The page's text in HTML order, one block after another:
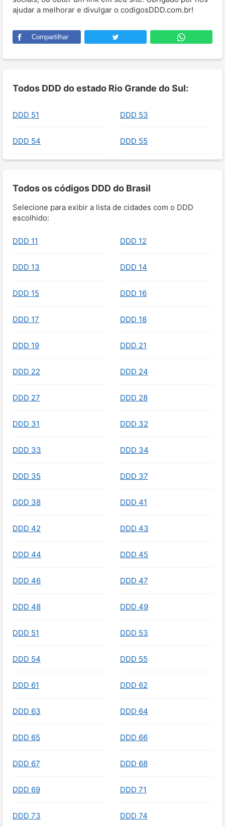
ajudar a melhorar e divulgar o codigosDDD.com.br!
Compartilhar
Todos DDD do estado Rio Grande do Sul:
DDD 51 DDD 53
DDD 54 DDD 55
Todos os códigos DDD do Brasil
Selecione para exibir a lista de cidades com o DDD
escolhido:
DDD 11 DDD 12
DDD 13 DDD 14
DDD 15 DDD 16
DDD 17 DDD 18
DDD 19 DDD 21
DDD 22 DDD 24
DDD 27 DDD 28
DDD 31 DDD 32
DDD 33 DDD 34
DDD 35 DDD 37
DDD 38 DDD 41
DDD 42 DDD 43
DDD 44 DDD 45
DDD 46 DDD 47
DDD 48 DDD 49
DDD 51 DDD 53
DDD 54 DDD 55
DDD 61 DDD 62
DDD 63 DDD 64
DDD 65 DDD 66
DDD 67 DDD 68
DDD 69 DDD 71
DDD 73 DDD 74